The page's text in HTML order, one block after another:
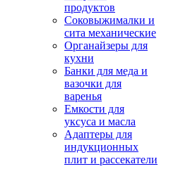
продуктов
Соковыжималки и
сита механические
Органайзеры для
кухни
Банки для меда и
вазочки для
варенья
Емкости для
уксуса и масла
Адаптеры для
индукционных
плит и рассекатели